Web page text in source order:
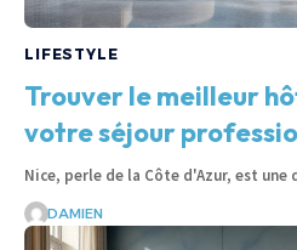
LIFESTYLE
Trouver le meilleur
votre séjour
Nice, perle de la Côte d'Azur, est
DAMIEN